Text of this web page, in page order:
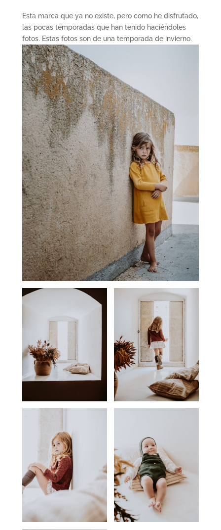
Esta marca que ya no existe, pero como he disfrutado,
las pocas temporadas que han tenido haciéndoles
fotos. Estas fotos son de una temporada de invierno.